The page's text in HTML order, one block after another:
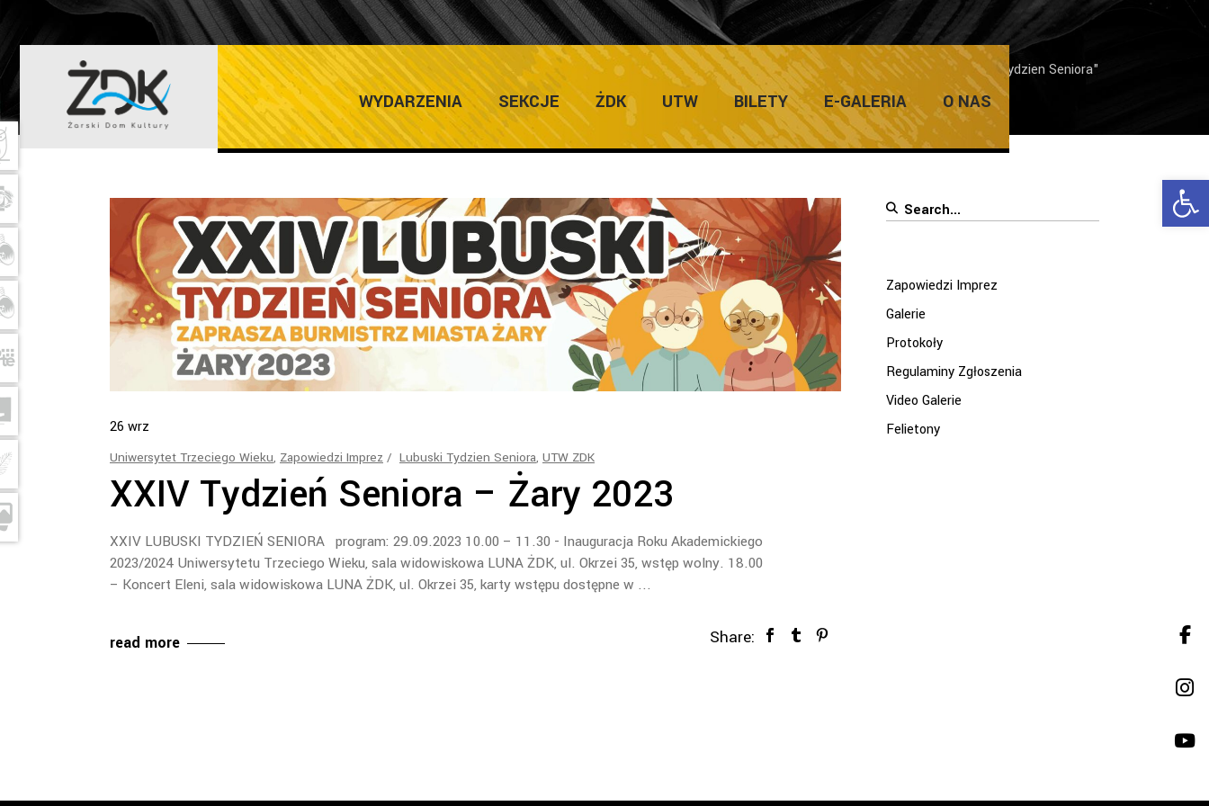
WYDARZENIA SEKCJE ŻDK UTW BILETY E-GALERIA O NAS
LUBUSKI TYDZIEN SENIORA TAG Home/Posts tagged "Lubuski Tydzien Seniora"
26 wrz
Uniwersytet Trzeciego Wieku, Zapowiedzi Imprez Lubuski Tydzien Seniora, UTW ZDK
XXIV Tydzień Seniora – Żary 2023
XXIV LUBUSKI TYDZIEŃ SENIORA program: 29.09.2023 10.00 – 11.30 - Inauguracja Roku Akademickiego
2023/2024 Uniwersytetu Trzeciego Wieku, sala widowiskowa LUNA ŻDK, ul. Okrzei 35, wstęp wolny. 18.00
– Koncert Eleni, sala widowiskowa LUNA ŻDK, ul. Okrzei 35, karty wstępu dostępne w
read more Share:
Search
Zapowiedzi Imprez
Galerie
Protokoły
Regulaminy Zgłoszenia
Video Galerie
Felietony